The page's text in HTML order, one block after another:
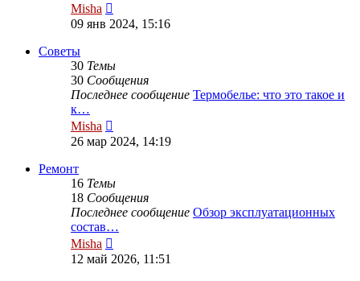
Misha
к
последнему
09 янв 2024, 15:16
Советы
30 Темы
30 Сообщения
Последнее сообщение Термобелье: что это такое и
к…
Misha
к
последнему
26 мар 2024, 14:19
Ремонт
16 Темы
18 Сообщения
Последнее сообщение Обзор эксплуатационных
состав…
Misha
к
последнему
12 май 2026, 11:51